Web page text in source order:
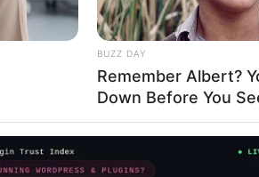
Tampil Lebih
Hasil Renovasi
BUZZ DAY
Remember Albert?
Down Before You